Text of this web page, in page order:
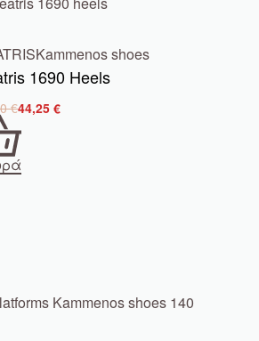
Kammenos shoes
1690 Heels
€44,25 €